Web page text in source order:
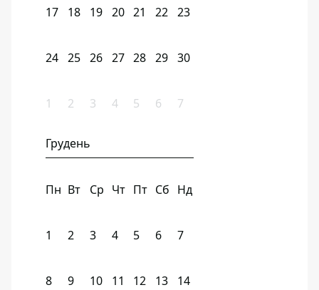
17 18 19 20 21 22 23
24 25 26 27 28 29 30
1 2 3 4 5 6 7
Грудень
Пн Вт Ср Чт Пт Сб Нд
1 2 3 4 5 6 7
8 9 10 11 12 13 14